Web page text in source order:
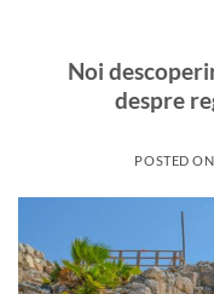
Noi
despre
POSTED ON